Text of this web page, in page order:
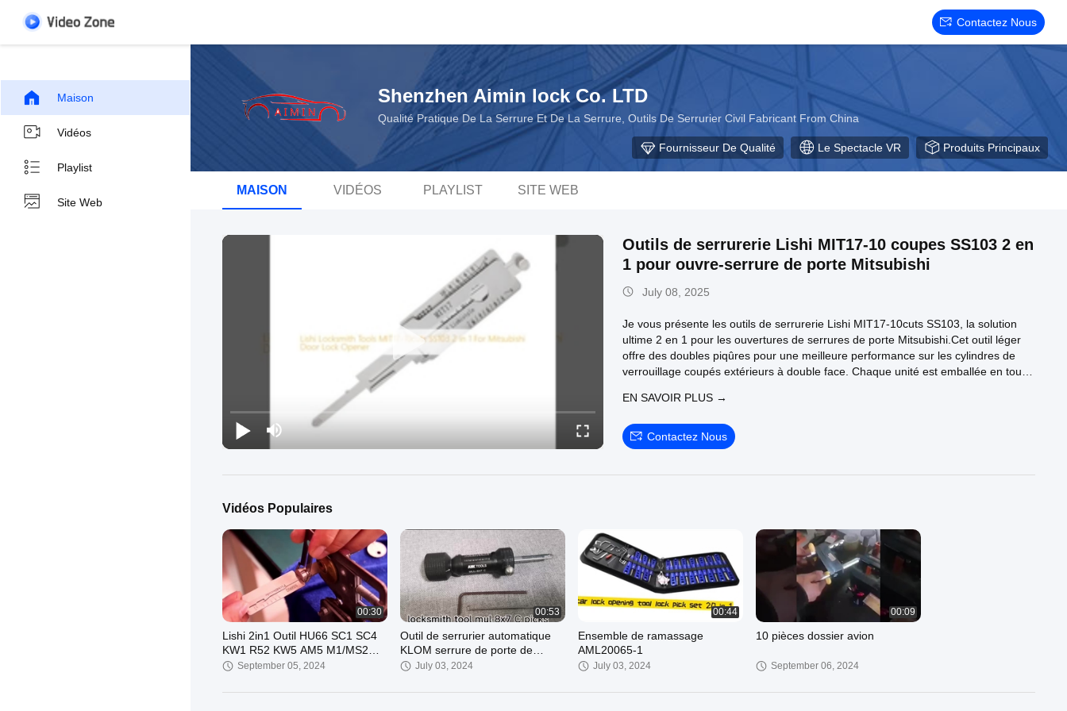
Contactez Nous
Maison
Vidéos
Playlist
Site Web
Shenzhen Aimin lock Co. LTD
Qualité Pratique De La Serrure Et De La Serrure, Outils De Serrurier Civil Fabricant From China
Fournisseur De Qualité Le Spectacle VR Produits Principaux
MAISON VIDÉOS PLAYLIST SITE WEB
Outils de serrurerie Lishi MIT17-10 coupes SS103 2 en
1 pour ouvre-serrure de porte Mitsubishi
July 08, 2025
Je vous présente les outils de serrurerie Lishi MIT17-10cuts SS103, la solution
ultime 2 en 1 pour les ouvertures de serrures de porte Mitsubishi.Cet outil léger
offre des doubles piqûres pour une meilleure performance sur les cylindres de
verrouillage coupés extérieurs à double face. Chaque unité est emballée en toute
EN SAVOIR PLUS →
Contactez Nous
Vidéos Populaires
00:30
Lishi 2in1 Outil HU66 SC1 SC4
KW1 R52 KW5 AM5 M1/MS2
B111 TE2 Décodeur de sélection
September 05, 2024
00:53
Outil de serrurier automatique
KLOM serrure de porte de
voiture choisit 2pcs sélection de
July 03, 2024
00:44
Ensemble de ramassage
AML20065-1
July 03, 2024
00:09
10 pièces dossier avion
September 06, 2024